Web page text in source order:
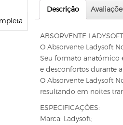
Descrição
ABSORVENTE
O Absorvente Ladysoft
Seu formato anatómico
e desconfortos durante
O Absorvente Ladysoft
resultando em noites
ESPECIFICAÇÕES:
Marca: Ladysoft;